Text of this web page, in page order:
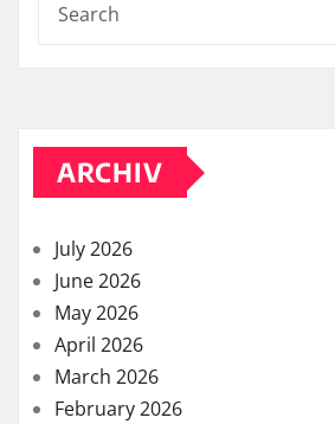
ARCHIV
July 2026
June 2026
May 2026
April 2026
March 2026
February 2026